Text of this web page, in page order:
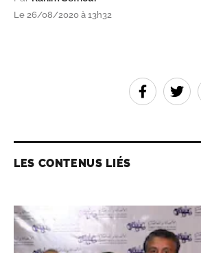
Le 26/08/2020 à 13h32
LES CONTENUS LIÉS